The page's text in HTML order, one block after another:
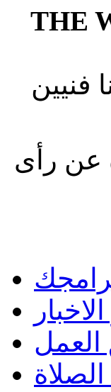
THE
فنيين
عن رأى
العمل